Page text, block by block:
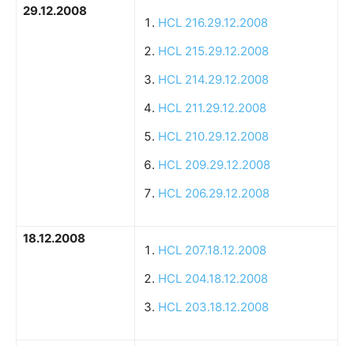
29.12.2008
HCL 216.29.12.2008
HCL 215.29.12.2008
HCL 214.29.12.2008
HCL 211.29.12.2008
HCL 210.29.12.2008
HCL 209.29.12.2008
HCL 206.29.12.2008
18.12.2008
HCL 207.18.12.2008
HCL 204.18.12.2008
HCL 203.18.12.2008